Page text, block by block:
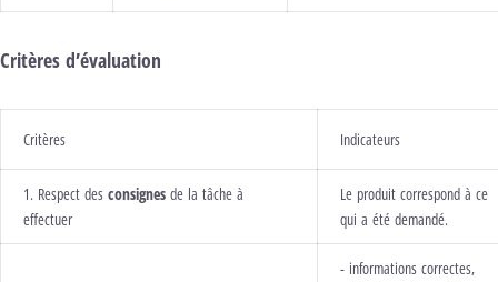
Critères d’évaluation
Critères Indicateurs
1. Respect des consignes de la tâche à
effectuer
Le produit correspond à ce
qui a été demandé.
- informations correctes,